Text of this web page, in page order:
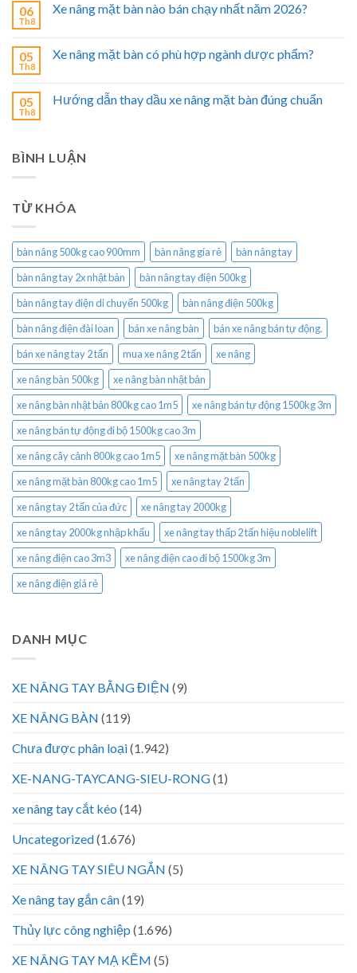
06
Th8
Xe nâng mặt bàn nào bán chạy nhất năm 2026?
05
Th8
Xe nâng mặt bàn có phù hợp ngành dược phẩm?
05
Th8
Hướng dẫn thay dầu xe nâng mặt bàn đúng chuẩn
BÌNH LUẬN
TỪ KHÓA
bàn nâng 500kg cao 900mm bàn nâng gía rẻ
bàn nâng tay
bàn nâng tay 2x nhật bản
bàn nâng tay điện 500kg
bàn nâng tay điện di chuyển 500kg
bàn nâng điện 500kg
bàn nâng điện đài loan
bán xe nâng bàn
bán xe nâng bán tự động.
bán xe nâng tay 2 tấn
mua xe nâng 2 tấn
xe nâng
xe nâng bàn 500kg
xe nâng bàn nhật bản
xe nâng bàn nhật bản 800kg cao 1m5
xe nâng bán tự động 1500kg 3m
xe nâng bán tự động đi bộ 1500kg cao 3m
xe nâng cây cảnh 800kg cao 1m5
xe nâng mặt bàn 500kg
xe nâng mặt bàn 800kg cao 1m5
xe nâng tay 2 tấn
xe nâng tay 2 tấn của đức
xe nâng tay 2000kg
xe nâng tay 2000kg nhập khẩu
xe nâng tay thấp 2 tấn hiệu noblelift
xe nâng điện cao 3m3
xe nâng điện cao đi bộ 1500kg 3m
xe nâng điện giá rẻ
DANH MỤC
XE NÂNG TAY BẰNG ĐIỆN (9)
XE NÂNG BÀN (119)
Chưa được phân loại(1.942)
XE-NANG-TAYCANG-SIEU-RONG(1)
xe nâng tay cắt kéo (14)
Uncategorized(1.676)
XE NÂNG TAY SIÊU NGẮN (5)
Xe nâng tay gắn cân(19)
Thủy lực công nghiệp (1.696)
XE NÂNG TAY MẠ KẼM (5)